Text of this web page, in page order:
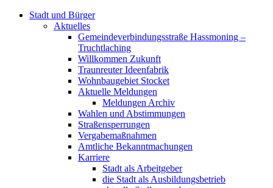
Stadt und Bürger
Aktuelles
Gemeindeverbindungsstraße Hassmoning –
Truchtlaching
Willkommen Zukunft
Traunreuter Ideenfabrik
Wohnbaugebiet Stocket
Aktuelle Meldungen
Meldungen Archiv
Wahlen und Abstimmungen
Straßensperrungen
Vergabemaßnahmen
Amtliche Bekanntmachungen
Karriere
Stadt als Arbeitgeber
die Stadt als Ausbildungsbetrieb